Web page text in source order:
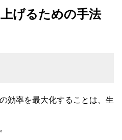
げるための手法
効率を最大化することは、生